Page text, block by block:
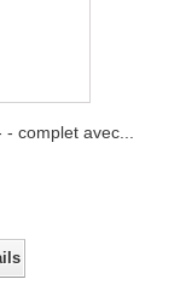
complet avec...